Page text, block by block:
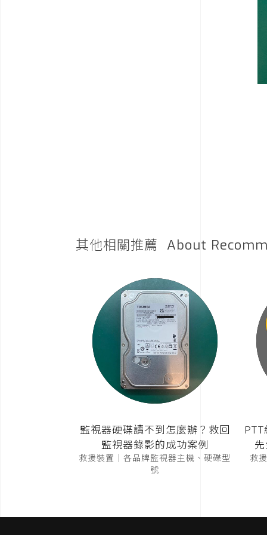
其他相關推薦 About
監視器硬碟讀不到怎麼辦？救回
監視器錄影的成功案例
救援裝置｜各品牌監視器主機、硬碟型
號
救